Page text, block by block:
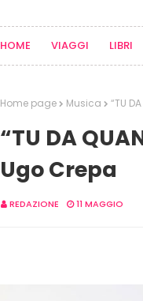
HOME VIAGGI LIBRI
Home page Musica “TU
“TU DA
Ugo Crepa
REDAZIONE 11 MAGGIO